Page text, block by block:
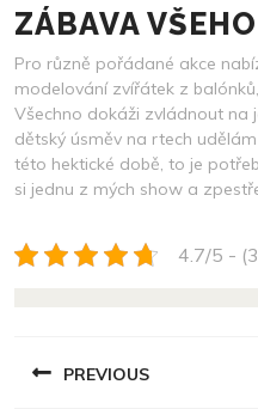
ZÁBAVA
Pro různě pořádané akce
modelování zvířátek z
Všechno dokáži zvládnout na
dětský úsměv na rtech
této hektické době, to je
si jednu z mých show a
4.7/5 -
PROPREVIOUS